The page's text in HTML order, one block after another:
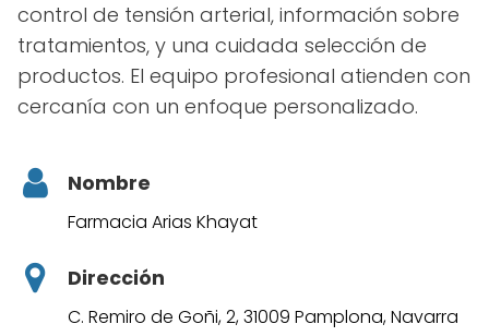
control de tensión arterial, información sobre
tratamientos, y una cuidada selección de
productos. El equipo profesional atienden con
cercanía con un enfoque personalizado.
Nombre
Farmacia Arias Khayat
Dirección
C. Remiro de Goñi, 2, 31009 Pamplona, Navarra